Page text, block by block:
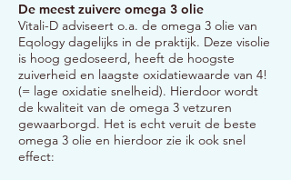
De meest zuivere omega 3 olie
Vitali-D adviseert o.a. de omega 3 olie van
Eqology dagelijks in de praktijk. Deze visolie
is hoog gedoseerd, heeft de hoogste
zuiverheid en laagste oxidatiewaarde van 4!
(= lage oxidatie snelheid). Hierdoor wordt
de kwaliteit van de omega 3 vetzuren
gewaarborgd. Het is echt veruit de beste
omega 3 olie en hierdoor zie ik ook snel
effect: